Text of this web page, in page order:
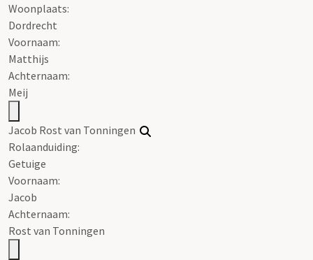
Woonplaats:
Dordrecht
Voornaam:
Matthijs
Achternaam:
Meij
Jacob Rost van Tonningen
Rolaanduiding:
Getuige
Voornaam:
Jacob
Achternaam:
Rost van Tonningen